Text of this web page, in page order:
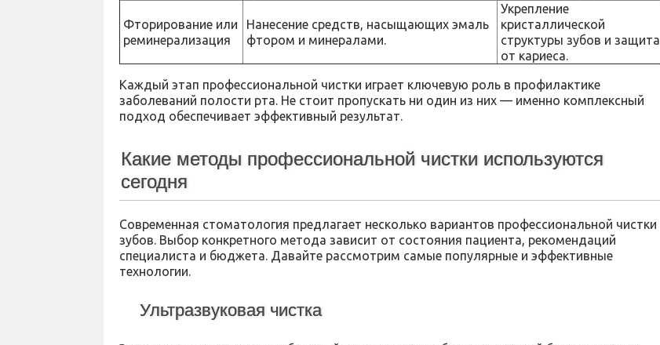
Фторирование или
реминерализация
Нанесение средств, насыщающих эмаль
фтором и минералами.
Укрепление
кристаллической
структуры зубов и защита
от кариеса.
Каждый этап профессиональной чистки играет ключевую роль в профилактике
заболеваний полости рта. Не стоит пропускать ни один из них — именно комплексный
подход обеспечивает эффективный результат.
Какие методы профессиональной чистки используются
сегодня
Современная стоматология предлагает несколько вариантов профессиональной чистки
зубов. Выбор конкретного метода зависит от состояния пациента, рекомендаций
специалиста и бюджета. Давайте рассмотрим самые популярные и эффективные
технологии.
Ультразвуковая чистка